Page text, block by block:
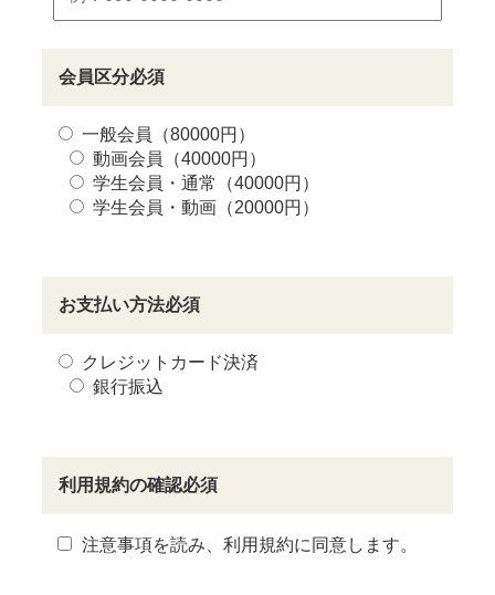
会員区分必須
一般会員（80000円）
動画会員（40000円）
学生会員・通常（40000円）
学生会員・動画（20000円）
お支払い方法必須
クレジットカード決済
銀行振込
利用規約の確認必須
注意事項を読み、利用規約に同意します。